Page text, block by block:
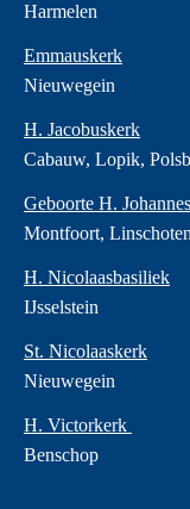
Harmelen
Emmauskerk
Nieuwegein
H. Jacobuskerk
Cabauw, Lopik,
Geboorte H.
Montfoort, Linschoten
H. Nicolaasbasiliek
IJsselstein
St. Nicolaaskerk
Nieuwegein
H. Victorkerk
Benschop